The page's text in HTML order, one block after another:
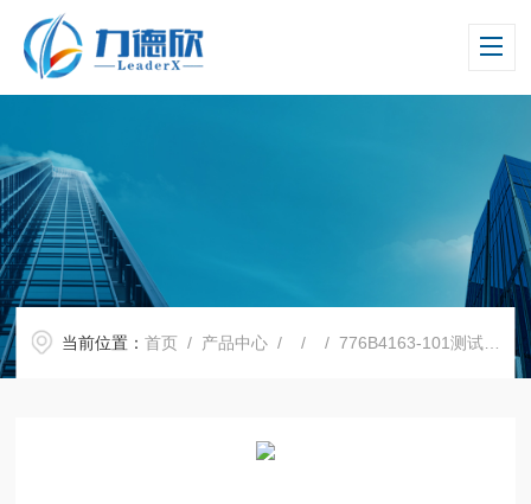
当前位置：首页 / 产品中心 / / / 776B4163-101测试/老化插座